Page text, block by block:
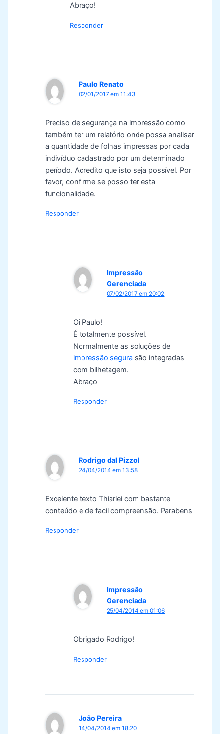
Abraço!
Responder
Paulo Renato
02/01/2017 em 11:43
Preciso de segurança na impressão como
também ter um relatório onde possa analisar
a quantidade de folhas impressas por cada
indivíduo cadastrado por um determinado
período. Acredito que isto seja possível. Por
favor, confirme se posso ter esta
funcionalidade.
Responder
Impressão
Gerenciada
07/02/2017 em 20:02
Oi Paulo!
É totalmente possível.
Normalmente as soluções de
impressão segura são integradas
com bilhetagem.
Abraço
Responder
Rodrigo dal Pizzol
24/04/2014 em 13:58
Excelente texto Thiarlei com bastante
conteúdo e de facil compreensão. Parabens!
Responder
Impressão
Gerenciada
25/04/2014 em 01:06
Obrigado Rodrigo!
Responder
João Pereira
14/04/2014 em 18:20